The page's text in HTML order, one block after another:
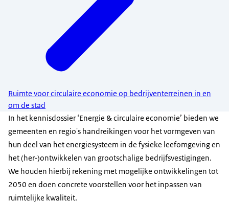
Ruimte voor circulaire economie op bedrijventerreinen in en
om de stad
In het kennisdossier ‘Energie & circulaire economie’ bieden we
gemeenten en regio's handreikingen voor het vormgeven van
hun deel van het energiesysteem in de fysieke leefomgeving en
het (her-)ontwikkelen van grootschalige bedrijfsvestigingen.
We houden hierbij rekening met mogelijke ontwikkelingen tot
2050 en doen concrete voorstellen voor het inpassen van
ruimtelijke kwaliteit.